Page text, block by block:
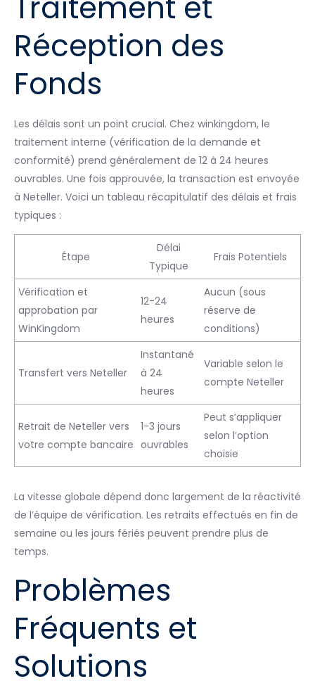
Réception des
Fonds
Les délais sont un point crucial. Chez winkingdom, le
traitement interne (vérification de la demande et
conformité) prend généralement de 12 à 24 heures
ouvrables. Une fois approuvée, la transaction est envoyée
à Neteller. Voici un tableau récapitulatif des délais et frais
typiques :
Étape
Délai
Typique
Frais Potentiels
Vérification et
approbation par
WinKingdom
12-24
heures
Aucun (sous
réserve de
conditions)
Transfert vers Neteller
Instantané
à 24
heures
Variable selon le
compte Neteller
Retrait de Neteller vers
votre compte bancaire
1-3 jours
ouvrables
Peut s’appliquer
selon l’option
choisie
La vitesse globale dépend donc largement de la réactivité
de l’équipe de vérification. Les retraits effectués en fin de
semaine ou les jours fériés peuvent prendre plus de
temps.
Problèmes
Fréquents et
Solutions